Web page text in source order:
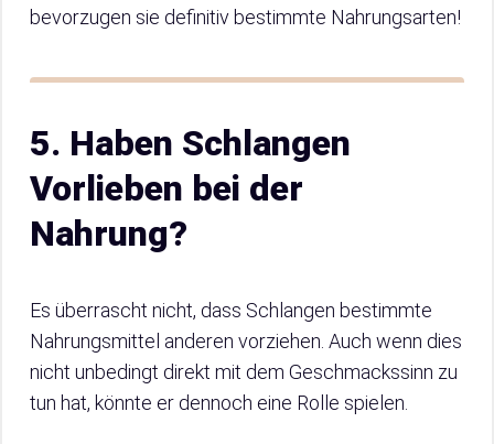
bevorzugen sie definitiv bestimmte Nahrungsarten!
5. Haben Schlangen
Vorlieben bei der
Nahrung?
Es überrascht nicht, dass Schlangen bestimmte
Nahrungsmittel anderen vorziehen. Auch wenn dies
nicht unbedingt direkt mit dem Geschmackssinn zu
tun hat, könnte er dennoch eine Rolle spielen.